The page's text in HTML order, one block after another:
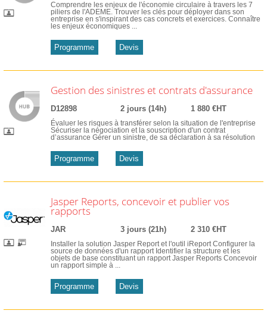
Comprendre les enjeux de l'économie circulaire à travers les 7
piliers de l'ADEME. Trouver les clés pour déployer dans son
entreprise en s'inspirant des cas concrets et exercices. Connaître
les enjeux économiques ...
Programme Devis
Gestion des sinistres et contrats d'assurance
D12898 2 jours (14h) 1 880 €HT
Évaluer les risques à transférer selon la situation de l'entreprise
Sécuriser la négociation et la souscription d'un contrat
d’assurance Gérer un sinistre, de sa déclaration à sa résolution
Programme Devis
Jasper Reports, concevoir et publier vos
rapports
JAR 3 jours (21h) 2 310 €HT
Installer la solution Jasper Report et l'outil iReport Configurer la
source de données d'un rapport Identifier la structure et les
objets de base constituant un rapport Jasper Reports Concevoir
un rapport simple à ...
Programme Devis